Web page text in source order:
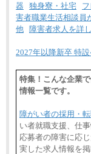
器
独身寮・社宅
害者職業生活相談員
他
障害者求人を詳
2027年以降新卒 特
特集！こんな企業
情報一覧です。
障がい者の採用・
い者就職支援、仕
応募者の障害に応
実した求人情報を掲